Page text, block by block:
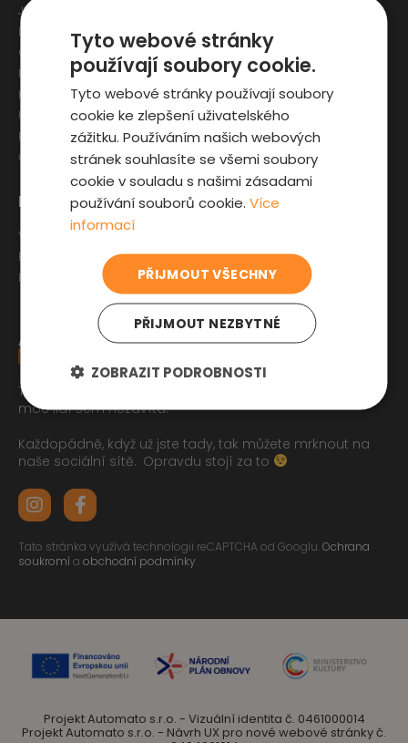
Tak jste se pročetli až sem dolu jo? To zasluhuje respekt,
moc lidí sem nezavítá.
Každopádně, když už jste tady, tak můžete mrknout na
naše sociální sítě. Opravdu stojí za to
Tato stránka využívá technologii reCAPTCHA od Googlu.Ochrana
soukromía obchodní podmínky.
Pro zákazníky
Výběr auta
Fyzická kontrola auta
Prověrka historie
Zajímavosti
Kupní smlouva na auto
Jak registrovat auto
Sleva pro IZS
Jihlava
Liberec
Olomouc
Pardubice
Karlovy Vary
Ústí nad Labem
Hradec Králové
České Budějovice
Projekt Automato s.r.o. - Vizuální identita č. 0461000014
Projekt Automato s.r.o. - Návrh UX pro nové webové stránky č.
Tyto webové stránky
používají soubory cookie.
Tyto webové stránky používají soubory
cookie ke zlepšení uživatelského
zážitku. Používáním našich webových
stránek souhlasíte se všemi soubory
cookie v souladu s našimi zásadami
používání souborů cookie.Více
informací
PŘIJMOUT VŠECHNY
PŘIJMOUT NEZBYTNÉ
ZOBRAZIT PODROBNOSTI